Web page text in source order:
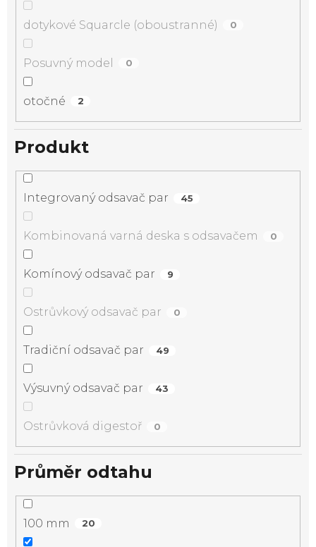
dotykové Squarcle (oboustranné) 0
Posuvný model 0
otočné 2
Produkt
Integrovaný odsavač par 45
Kombinovaná varná deska s odsavačem 0
Komínový odsavač par 9
Ostrůvkový odsavač par 0
Tradiční odsavač par 49
Výsuvný odsavač par 43
Ostrůvková digestoř 0
Průměr odtahu
100 mm 20